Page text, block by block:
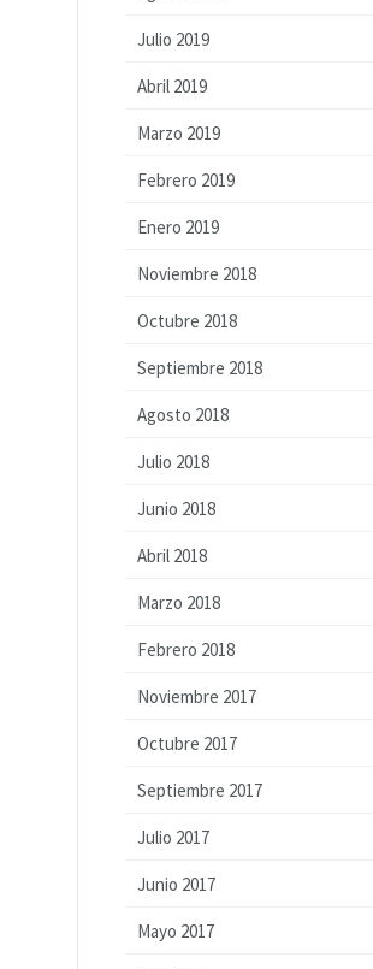
Julio 2019
Abril 2019
Marzo 2019
Febrero 2019
Enero 2019
Noviembre 2018
Octubre 2018
Septiembre 2018
Agosto 2018
Julio 2018
Junio 2018
Abril 2018
Marzo 2018
Febrero 2018
Noviembre 2017
Octubre 2017
Septiembre 2017
Julio 2017
Junio 2017
Mayo 2017